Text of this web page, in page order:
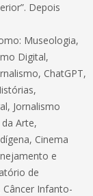
Depois
Museologia,
Digital,
ChatGPT,
Jornalismo
Arte,
Cinema
e
de
Infanto-